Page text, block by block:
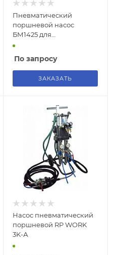
Пневматический
поршневой насос
БМ1425 для
инъектирования
По запросу
ЗАКАЗАТЬ
Насос пневматический
поршневой RP WORK
3K-А